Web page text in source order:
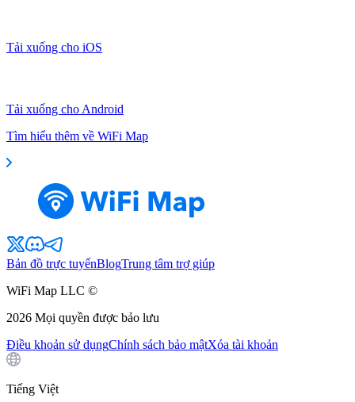
Tải xuống cho iOS
Tải xuống cho Android
Tìm hiểu thêm về WiFi Map
Bản đồ trực tuyếnBlogTrung tâm trợ giúp
WiFi Map LLC ©
2026 Mọi quyền được bảo lưu
Điều khoản sử dụngChính sách bảo mậtXóa tài khoản
Tiếng Việt